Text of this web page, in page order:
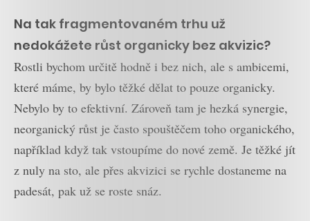
Na tak fragmentovaném trhu už
nedokážete růst organicky bez akvizic?
Rostli bychom určitě hodně i bez nich, ale s ambicemi,
které máme, by bylo těžké dělat to pouze organicky.
Nebylo by to efektivní. Zároveň tam je hezká synergie,
neorganický růst je často spouštěčem toho organického,
například když tak vstoupíme do nové země. Je těžké jít
z nuly na sto, ale přes akvizici se rychle dostaneme na
padesát, pak už se roste snáz.